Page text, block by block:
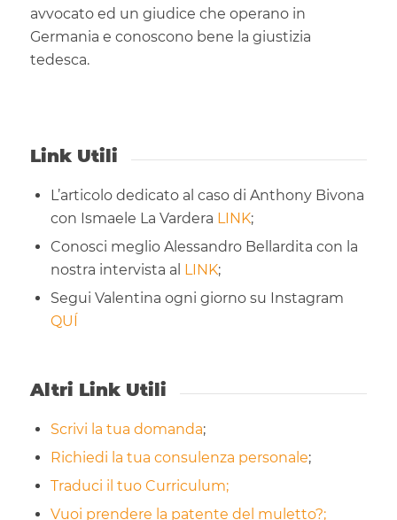
avvocato ed un giudice che operano in
Germania e conoscono bene la giustizia
tedesca.
Link Utili
L’articolo dedicato al caso di Anthony Bivona
con Ismaele La Vardera LINK;
Conosci meglio Alessandro Bellardita con la
nostra intervista al LINK;
Segui Valentina ogni giorno su Instagram
QUÍ
Altri Link Utili
Scrivi la tua domanda;
Richiedi la tua consulenza personale;
Traduci il tuo Curriculum;
Vuoi prendere la patente del muletto?;